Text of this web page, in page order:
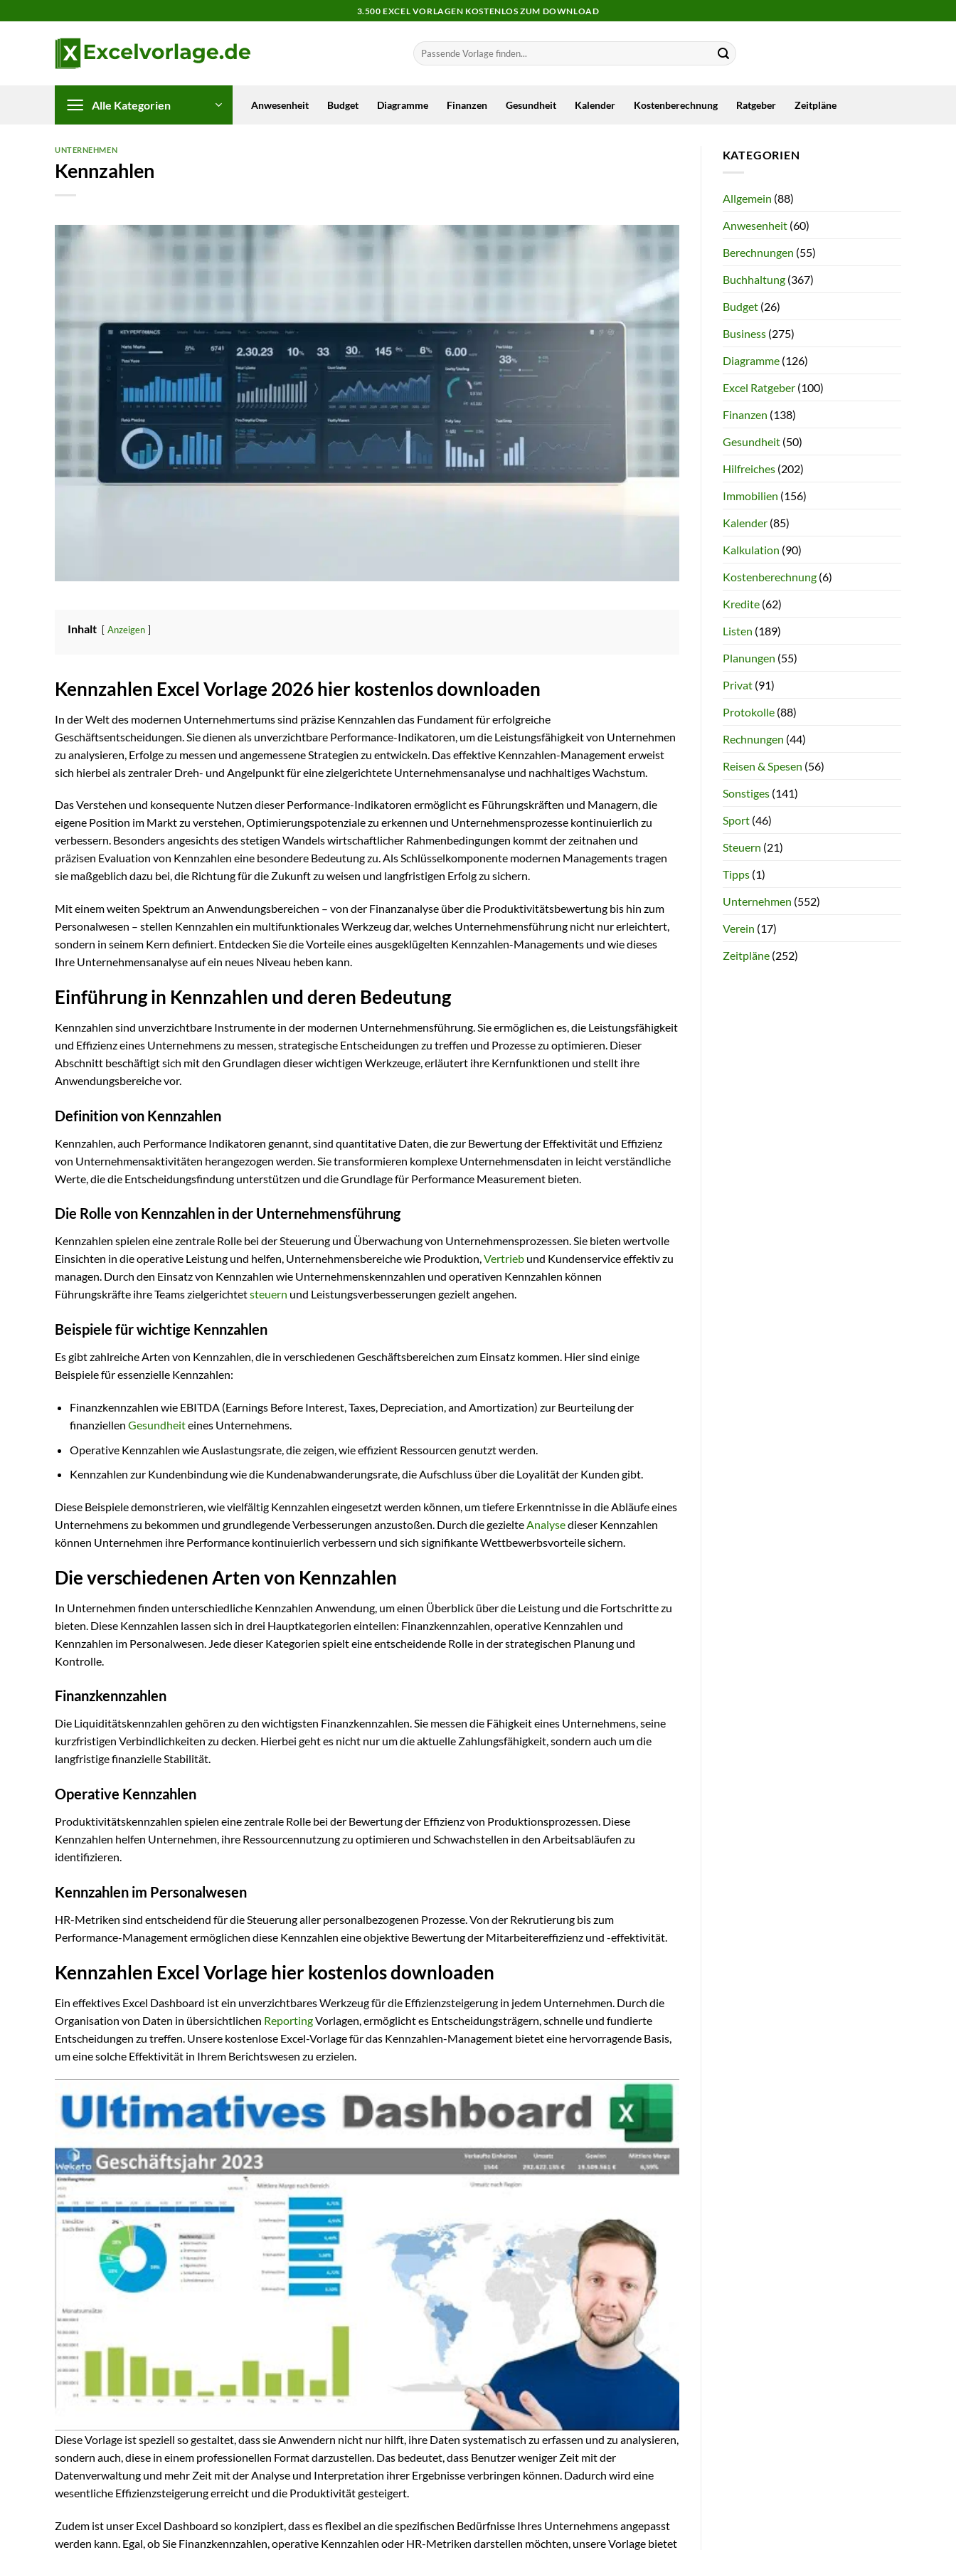
Inhalt
3.500 EXCEL VORLAGEN KOSTENLOS ZUM DOWNLOAD
Alle Kategorien Anwesenheit Budget Diagramme Finanzen Gesundheit Kalender Kostenberechnung Ratgeber Zeitpläne
UNTERNEHMEN
Kennzahlen
Inhalt Anzeigen
Kennzahlen Excel Vorlage 2026 hier kostenlos downloaden
In der Welt des modernen Unternehmertums sind präzise Kennzahlen das Fundament für erfolgreiche
Geschäftsentscheidungen. Sie dienen als unverzichtbare Performance-Indikatoren, um die Leistungsfähigkeit von Unternehmen
zu analysieren, Erfolge zu messen und angemessene Strategien zu entwickeln. Das effektive Kennzahlen-Management erweist
sich hierbei als zentraler Dreh- und Angelpunkt für eine zielgerichtete Unternehmensanalyse und nachhaltiges Wachstum.
Das Verstehen und konsequente Nutzen dieser Performance-Indikatoren ermöglicht es Führungskräften und Managern, die
eigene Position im Markt zu verstehen, Optimierungspotenziale zu erkennen und Unternehmensprozesse kontinuierlich zu
verbessern. Besonders angesichts des stetigen Wandels wirtschaftlicher Rahmenbedingungen kommt der zeitnahen und
präzisen Evaluation von Kennzahlen eine besondere Bedeutung zu. Als Schlüsselkomponente modernen Managements tragen
sie maßgeblich dazu bei, die Richtung für die Zukunft zu weisen und langfristigen Erfolg zu sichern.
Mit einem weiten Spektrum an Anwendungsbereichen – von der Finanzanalyse über die Produktivitätsbewertung bis hin zum
Personalwesen – stellen Kennzahlen ein multifunktionales Werkzeug dar, welches Unternehmensführung nicht nur erleichtert,
sondern in seinem Kern definiert. Entdecken Sie die Vorteile eines ausgeklügelten Kennzahlen-Managements und wie dieses
Ihre Unternehmensanalyse auf ein neues Niveau heben kann.
Einführung in Kennzahlen und deren Bedeutung
Kennzahlen sind unverzichtbare Instrumente in der modernen Unternehmensführung. Sie ermöglichen es, die Leistungsfähigkeit
und Effizienz eines Unternehmens zu messen, strategische Entscheidungen zu treffen und Prozesse zu optimieren. Dieser
Abschnitt beschäftigt sich mit den Grundlagen dieser wichtigen Werkzeuge, erläutert ihre Kernfunktionen und stellt ihre
Anwendungsbereiche vor.
Definition von Kennzahlen
Kennzahlen, auch Performance Indikatoren genannt, sind quantitative Daten, die zur Bewertung der Effektivität und Effizienz
von Unternehmensaktivitäten herangezogen werden. Sie transformieren komplexe Unternehmensdaten in leicht verständliche
Werte, die die Entscheidungsfindung unterstützen und die Grundlage für Performance Measurement bieten.
Die Rolle von Kennzahlen in der Unternehmensführung
Kennzahlen spielen eine zentrale Rolle bei der Steuerung und Überwachung von Unternehmensprozessen. Sie bieten wertvolle
Einsichten in die operative Leistung und helfen, Unternehmensbereiche wie Produktion,Vertrieb und Kundenservice effektiv zu
managen. Durch den Einsatz von Kennzahlen wie Unternehmenskennzahlen und operativen Kennzahlen können
Führungskräfte ihre Teams zielgerichtetsteuern und Leistungsverbesserungen gezielt angehen.
Beispiele für wichtige Kennzahlen
Es gibt zahlreiche Arten von Kennzahlen, die in verschiedenen Geschäftsbereichen zum Einsatz kommen. Hier sind einige
Beispiele für essenzielle Kennzahlen:
Finanzkennzahlen wie EBITDA (Earnings Before Interest, Taxes, Depreciation, and Amortization) zur Beurteilung der
finanziellen Gesundheiteines Unternehmens.
Operative Kennzahlen wie Auslastungsrate, die zeigen, wie effizient Ressourcen genutzt werden.
Kennzahlen zur Kundenbindung wie die Kundenabwanderungsrate, die Aufschluss über die Loyalität der Kunden gibt.
Diese Beispiele demonstrieren, wie vielfältig Kennzahlen eingesetzt werden können, um tiefere Erkenntnisse in die Abläufe eines
Unternehmens zu bekommen und grundlegende Verbesserungen anzustoßen. Durch die gezielteAnalysedieser Kennzahlen
können Unternehmen ihre Performance kontinuierlich verbessern und sich signifikante Wettbewerbsvorteile sichern.
Die verschiedenen Arten von Kennzahlen
In Unternehmen finden unterschiedliche Kennzahlen Anwendung, um einen Überblick über die Leistung und die Fortschritte zu
bieten. Diese Kennzahlen lassen sich in drei Hauptkategorien einteilen: Finanzkennzahlen, operative Kennzahlen und
Kennzahlen im Personalwesen. Jede dieser Kategorien spielt eine entscheidende Rolle in der strategischen Planung und
Kontrolle.
Finanzkennzahlen
Die Liquiditätskennzahlen gehören zu den wichtigsten Finanzkennzahlen. Sie messen die Fähigkeit eines Unternehmens, seine
kurzfristigen Verbindlichkeiten zu decken. Hierbei geht es nicht nur um die aktuelle Zahlungsfähigkeit, sondern auch um die
langfristige finanzielle Stabilität.
Operative Kennzahlen
Produktivitätskennzahlen spielen eine zentrale Rolle bei der Bewertung der Effizienz von Produktionsprozessen. Diese
Kennzahlen helfen Unternehmen, ihre Ressourcennutzung zu optimieren und Schwachstellen in den Arbeitsabläufen zu
identifizieren.
Kennzahlen im Personalwesen
HR-Metriken sind entscheidend für die Steuerung aller personalbezogenen Prozesse. Von der Rekrutierung bis zum
Performance-Management ermöglichen diese Kennzahlen eine objektive Bewertung der Mitarbeitereffizienz und -effektivität.
Kennzahlen Excel Vorlage hier kostenlos downloaden
Ein effektives Excel Dashboard ist ein unverzichtbares Werkzeug für die Effizienzsteigerung in jedem Unternehmen. Durch die
Organisation von Daten in übersichtlichen ReportingVorlagen, ermöglicht es Entscheidungsträgern, schnelle und fundierte
Entscheidungen zu treffen. Unsere kostenlose Excel-Vorlage für das Kennzahlen-Management bietet eine hervorragende Basis,
um eine solche Effektivität in Ihrem Berichtswesen zu erzielen.
Diese Vorlage ist speziell so gestaltet, dass sie Anwendern nicht nur hilft, ihre Daten systematisch zu erfassen und zu analysieren,
sondern auch, diese in einem professionellen Format darzustellen. Das bedeutet, dass Benutzer weniger Zeit mit der
Datenverwaltung und mehr Zeit mit der Analyse und Interpretation ihrer Ergebnisse verbringen können. Dadurch wird eine
wesentliche Effizienzsteigerung erreicht und die Produktivität gesteigert.
Zudem ist unser Excel Dashboard so konzipiert, dass es flexibel an die spezifischen Bedürfnisse Ihres Unternehmens angepasst
werden kann. Egal, ob Sie Finanzkennzahlen, operative Kennzahlen oder HR-Metriken darstellen möchten, unsere Vorlage bietet
KATEGORIEN
Allgemein (88)
Anwesenheit(60)
Berechnungen (55)
Buchhaltung(367)
Budget(26)
Business(275)
Diagramme(126)
Excel Ratgeber(100)
Finanzen (138)
Gesundheit(50)
Hilfreiches(202)
Immobilien (156)
Kalender(85)
Kalkulation (90)
Kostenberechnung(6)
Kredite(62)
Listen (189)
Planungen (55)
Privat(91)
Protokolle(88)
Rechnungen (44)
Reisen & Spesen (56)
Sonstiges(141)
Sport(46)
Steuern (21)
Tipps(1)
Unternehmen (552)
Verein (17)
Zeitpläne(252)